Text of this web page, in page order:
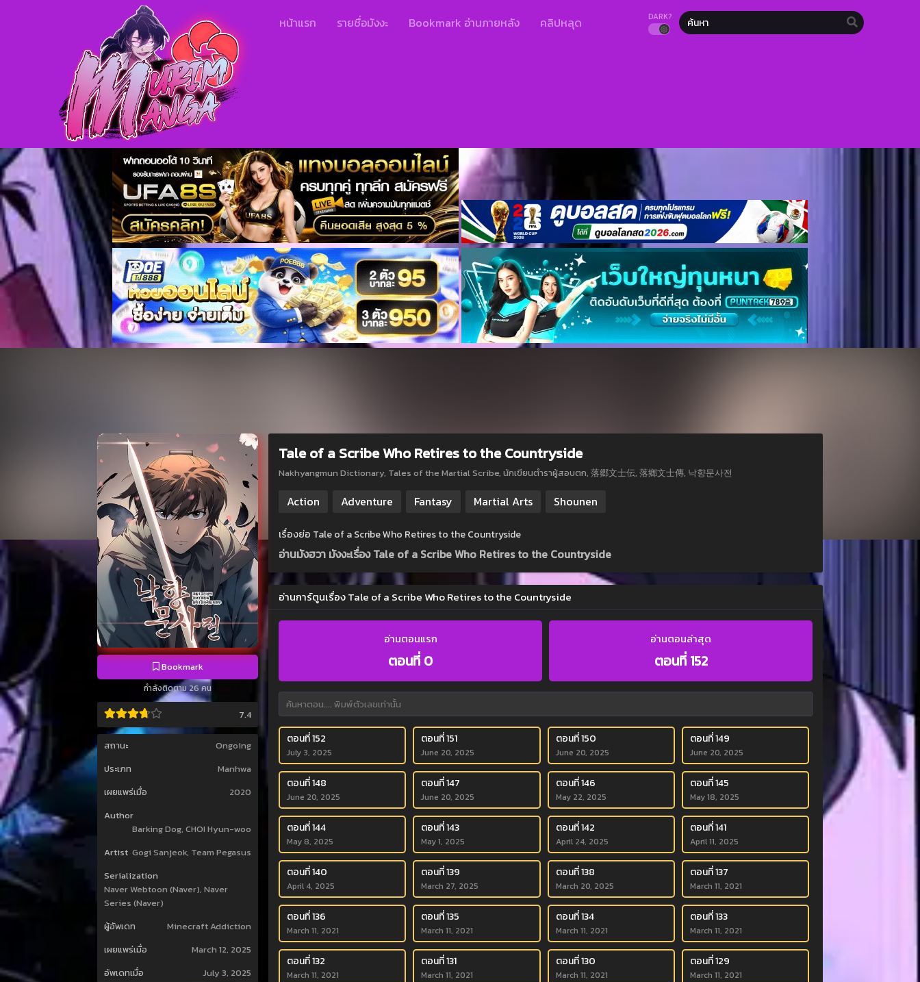
หน้าแรก รายชื่อมังงะ Bookmark อ่านภายหลัง คลิปหลุด DARK?
Bookmark
กำลังติดตาม 26 คน
7.4
สถานะ
Ongoing
ประเภท
Manhwa
เผยแพร่เมื่อ
2020
Author
Barking Dog, CHOI Hyun-woo
Artist Gogi Sanjeok, Team Pegasus
Serialization
Naver Webtoon (Naver), Naver
Series (Naver)
ผู้อัพเดท
Minecraft Addiction
เผยแพร่เมื่อ
March 12, 2025
อัพเดทเมื่อ
July 3, 2025
Tale of a Scribe Who Retires to the Countryside
Nakhyangmun Dictionary, Tales of the Martial Scribe, นักเขียนตำราผู้สอบตก, 落郷文士伝, 落鄉文士傳, 낙향문사전
Action Adventure Fantasy Martial Arts Shounen
เรื่องย่อ Tale of a Scribe Who Retires to the Countryside
อ่านมังฮวา มังงะเรื่อง Tale of a Scribe Who Retires to the Countryside
อ่านการ์ตูนเรื่อง Tale of a Scribe Who Retires to the Countryside
อ่านตอนแรก
ตอนที่ 0
อ่านตอนล่าสุด
ตอนที่ 152
ตอนที่ 152
July 3, 2025
ตอนที่ 151
June 20, 2025
ตอนที่ 150
June 20, 2025
ตอนที่ 149
June 20, 2025
ตอนที่ 148
June 20, 2025
ตอนที่ 147
June 20, 2025
ตอนที่ 146
May 22, 2025
ตอนที่ 145
May 18, 2025
ตอนที่ 144
May 8, 2025
ตอนที่ 143
May 1, 2025
ตอนที่ 142
April 24, 2025
ตอนที่ 141
April 11, 2025
ตอนที่ 140
April 4, 2025
ตอนที่ 139
March 27, 2025
ตอนที่ 138
March 20, 2025
ตอนที่ 137
March 11, 2021
ตอนที่ 136
March 11, 2021
ตอนที่ 135
March 11, 2021
ตอนที่ 134
March 11, 2021
ตอนที่ 133
March 11, 2021
ตอนที่ 132
March 11, 2021
ตอนที่ 131
March 11, 2021
ตอนที่ 130
March 11, 2021
ตอนที่ 129
March 11, 2021